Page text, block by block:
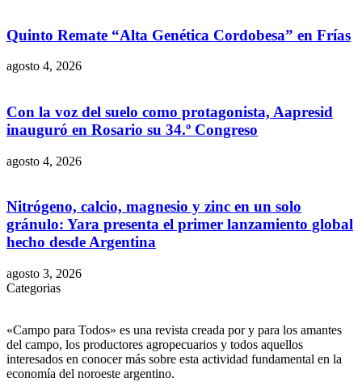
Quinto Remate “Alta Genética Cordobesa” en Frías
agosto 4, 2026
Con la voz del suelo como protagonista, Aapresid
inauguró en Rosario su 34.º Congreso
agosto 4, 2026
Nitrógeno, calcio, magnesio y zinc en un solo
gránulo: Yara presenta el primer lanzamiento global
hecho desde Argentina
agosto 3, 2026
Categorias
«Campo para Todos» es una revista creada por y para los amantes
del campo, los productores agropecuarios y todos aquellos
interesados en conocer más sobre esta actividad fundamental en la
economía del noroeste argentino.